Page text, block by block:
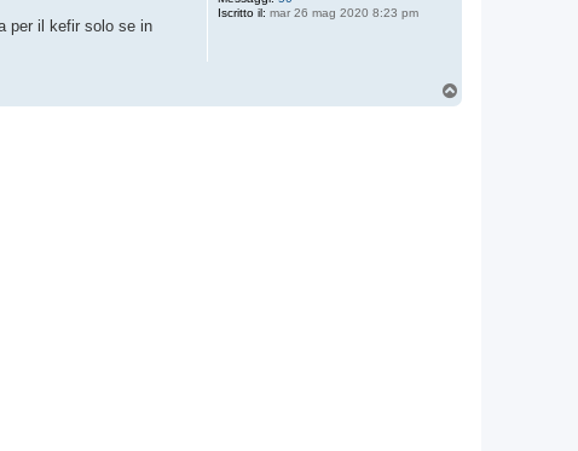
Iscritto il: mar 26 mag 2020 8:23 pm
per il kefir solo se in